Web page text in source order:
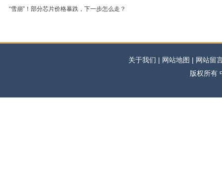
“雪崩”！部分芯片价格暴跌，下一步怎么走？
关于我们 | 网站地图 | 网站留
版权所有